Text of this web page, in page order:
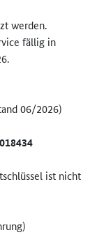
werden.
fällig in
06/2026)
ist nicht